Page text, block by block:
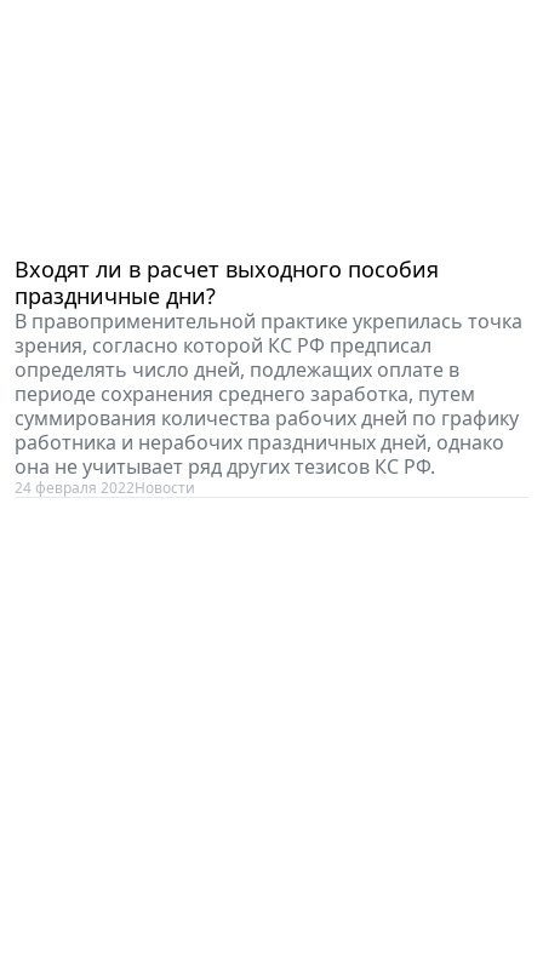
Входят ли в расчет выходного пособия
праздничные дни?
В правоприменительной практике укрепилась точка
зрения, согласно которой КС РФ предписал
определять число дней, подлежащих оплате в
периоде сохранения среднего заработка, путем
суммирования количества рабочих дней по графику
работника и нерабочих праздничных дней, однако
она не учитывает ряд других тезисов КС РФ.
24 февраля 2022Новости